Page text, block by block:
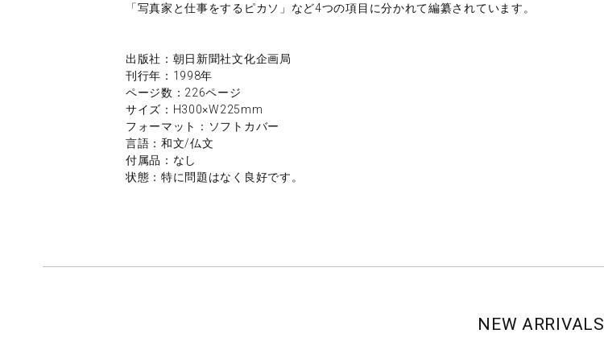
「写真家と仕事をするピカソ」など4つの項目に分かれて編纂されています。
出版社：朝日新聞社文化企画局
刊行年：1998年
ページ数：226ページ
サイズ：H300×W225mm
フォーマット：ソフトカバー
言語：和文/仏文
付属品：なし
状態：特に問題はなく良好です。
NEW ARRIVALS